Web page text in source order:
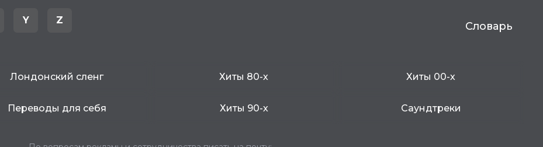
Y Z Словарь
Лондонский сленг Хиты 80-х Хиты 00-х
Переводы для себя Хиты 90-х Саундтреки